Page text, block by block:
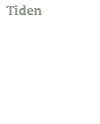
Tiden